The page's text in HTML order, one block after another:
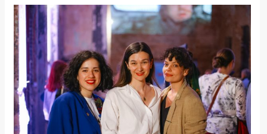
Kultura
Lifestyle
Beauty
Fashion
Zdravlje
Za